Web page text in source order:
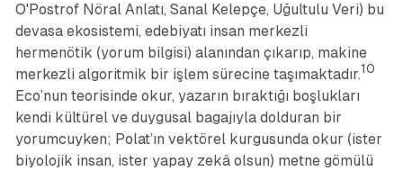
O'Postrof Nöral Anlatı, Sanal Kelepçe, Uğultulu Veri) bu
devasa ekosistemi, edebiyatı insan merkezli
hermenötik (yorum bilgisi) alanından çıkarıp, makine
merkezli algoritmik bir işlem sürecine taşımaktadır.10
Eco’nun teorisinde okur, yazarın bıraktığı boşlukları
kendi kültürel ve duygusal bagajıyla dolduran bir
yorumcuyken; Polat’ın vektörel kurgusunda okur (ister
biyolojik insan, ister yapay zekâ olsun) metne gömülü